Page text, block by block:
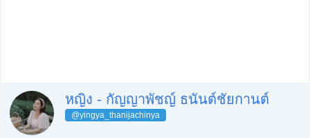
หญิง - กัญญาพัชญ์ ธนันต์ชัยกานต์
@yingya_thanijachinya